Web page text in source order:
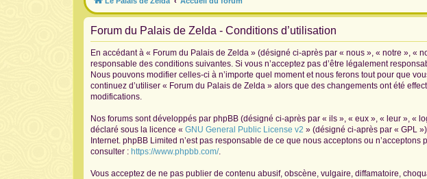
Forum du Palais de Zelda - Conditions d’utilisation
En accédant à « Forum du Palais de Zelda » (désigné ci-après par « nous », « notre », «
responsable des conditions suivantes. Si vous n’acceptez pas d’être légalement
Nous pouvons modifier celles-ci à n’importe quel moment et nous ferons tout pour que
continuez d’utiliser « Forum du Palais de Zelda » alors que des changements ont été
modifications.
Nos forums sont développés par phpBB (désigné ci-après par « ils », « eux », « leur », «
déclaré sous la licence « GNU General Public License v2 » (désigné ci-après par « GPL
Internet. phpBB Limited n’est pas responsable de ce que nous acceptons ou
consulter : https://www.phpbb.com/.
Vous acceptez de ne pas publier de contenu abusif, obscène, vulgaire, diffamatoire,